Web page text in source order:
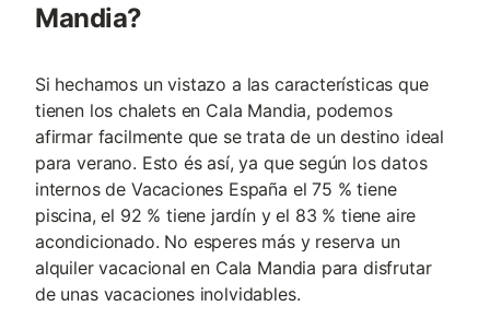
Mandia?
Si hechamos un vistazo a las características que
tienen los chalets en Cala Mandia, podemos
afirmar facilmente que se trata de un destino ideal
para verano. Esto és así, ya que según los datos
internos de Vacaciones España el 75 % tiene
piscina, el 92 % tiene jardín y el 83 % tiene aire
acondicionado. No esperes más y reserva un
alquiler vacacional en Cala Mandia para disfrutar
de unas vacaciones inolvidables.